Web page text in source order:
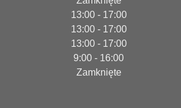
13:00 - 17:00
13:00 - 17:00
13:00 - 17:00
9:00 - 16:00
Zamknięte